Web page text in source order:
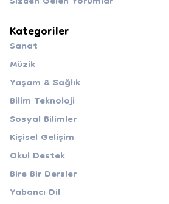
Kategoriler
Sanat
Müzik
Yaşam & Sağlık
Bilim Teknoloji
Sosyal Bilimler
Kişisel Gelişim
Okul Destek
Bire Bir Dersler
Yabancı Dil